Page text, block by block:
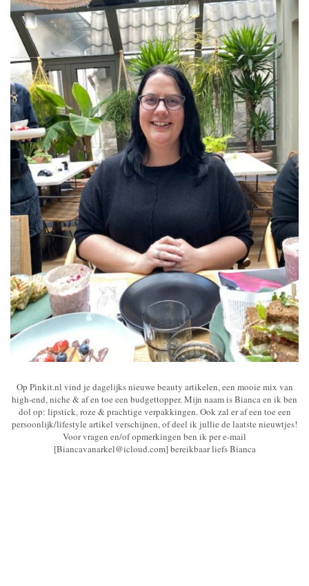
Op Pinkit.nl vind je dagelijks nieuwe beauty artikelen, een mooie mix van
high-end, niche & af en toe een budgettopper. Mijn naam is Bianca en ik ben
dol op: lipstick, roze & prachtige verpakkingen. Ook zal er af een toe een
persoonlijk/lifestyle artikel verschijnen, of deel ik jullie de laatste nieuwtjes!
Voor vragen en/of opmerkingen ben ik per e-mail
[Biancavanarkel@icloud.com] bereikbaar liefs Bianca